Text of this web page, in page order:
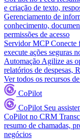
e criação de texto,
Gerenciamento de
conhecimento,
permissões de acesso
Servidor MCP Conecte
execute ações seguras
Automação Agilize as
relatórios de despesas,
Ver todos os recursos
CoPilot
CoPilot Seu
CoPilot no CRM
resumo de chamadas,
negócios